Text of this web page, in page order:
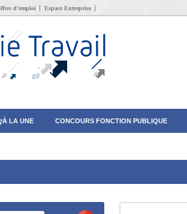
d’emploi Espace Entreprise
À LA UNE CONCOURS FONCTION PUBLIQUE